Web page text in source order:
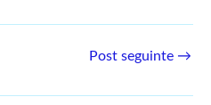
Post seguinte →